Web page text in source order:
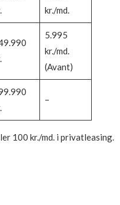
kr./md.
5.995
kr./md.
(Avant)
–
100 kr./md. i privatleasing.